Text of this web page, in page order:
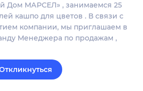
Дом МАРСЕЛ» , занимаемся 25
кашпо для цветов . В связи с
компании, мы приглашаем в
Менеджера по продажам ,